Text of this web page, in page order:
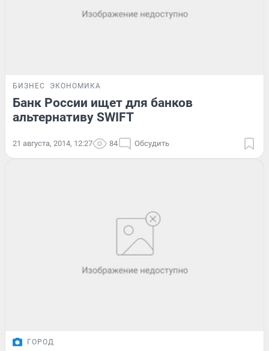
БИЗНЕС ЭКОНОМИКА
Банк России ищет для банков
альтернативу SWIFT
21 августа, 2014, 12:27 84 Обсудить
ГОРОД